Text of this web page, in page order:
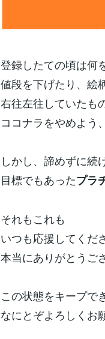
登録したての頃は何
値段を下げたり、絵
右往左往していたも
ココナラをやめよう
しかし、諦めずに続
目標でもあったプラ
それもこれも
いつも応援してくだ
本当にありがとうご
この状態をキープで
なにとぞよろしくお